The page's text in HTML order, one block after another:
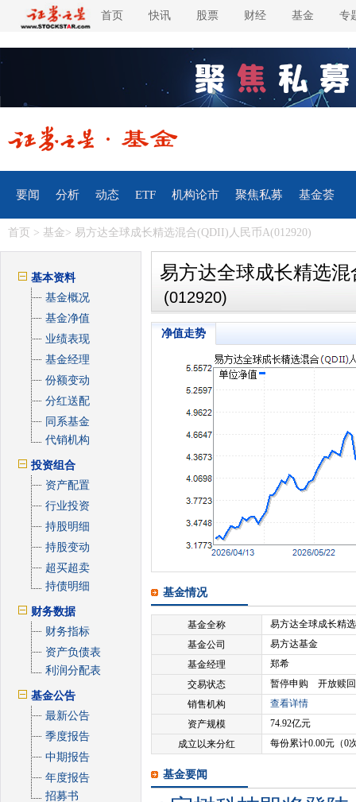
首页 快讯 股票 财经 基金 专
要闻 分析 动态 ETF 机构论市 聚焦私募 基金荟
首页 > 基金> 易方达全球成长精选混合(QDII)人民币A(012920)
基本资料
基金概况
基金净值
业绩表现
基金经理
份额变动
分红送配
同系基金
代销机构
投资组合
资产配置
行业投资
持股明细
持股变动
超买超卖
持债明细
财务数据
财务指标
资产负债表
利润分配表
基金公告
最新公告
季度报告
中期报告
年度报告
招募书
易方达全球成长精选
(012920)
净值走势
基金情况
基金全称
易方达全球成长精
基金公司
易方达基金
基金经理
郑希
交易状态
暂停申购 开放赎回
销售机构
查看详情
资产规模
74.92亿元
成立以来分红
每份累计0.00元（0
基金要闻